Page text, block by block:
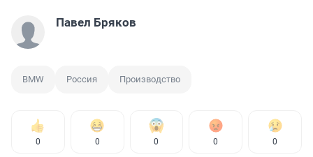
Павел Бряков
BMW Россия Производство
0 0 0 0 0